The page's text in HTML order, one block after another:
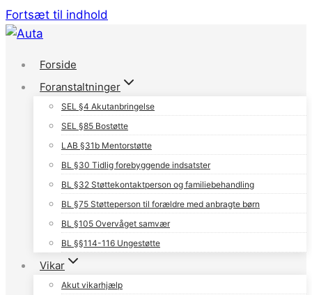
Fortsæt til indhold
Forside
Foranstaltninger
SEL §4 Akutanbringelse
SEL §85 Bostøtte
LAB §31b Mentorstøtte
BL §30 Tidlig forebyggende indsatster
BL §32 Støttekontaktperson og familiebehandling
BL §75 Støtteperson til forældre med anbragte børn
BL §105 Overvåget samvær
BL §§114-116 Ungestøtte
Vikar
Akut vikarhjælp